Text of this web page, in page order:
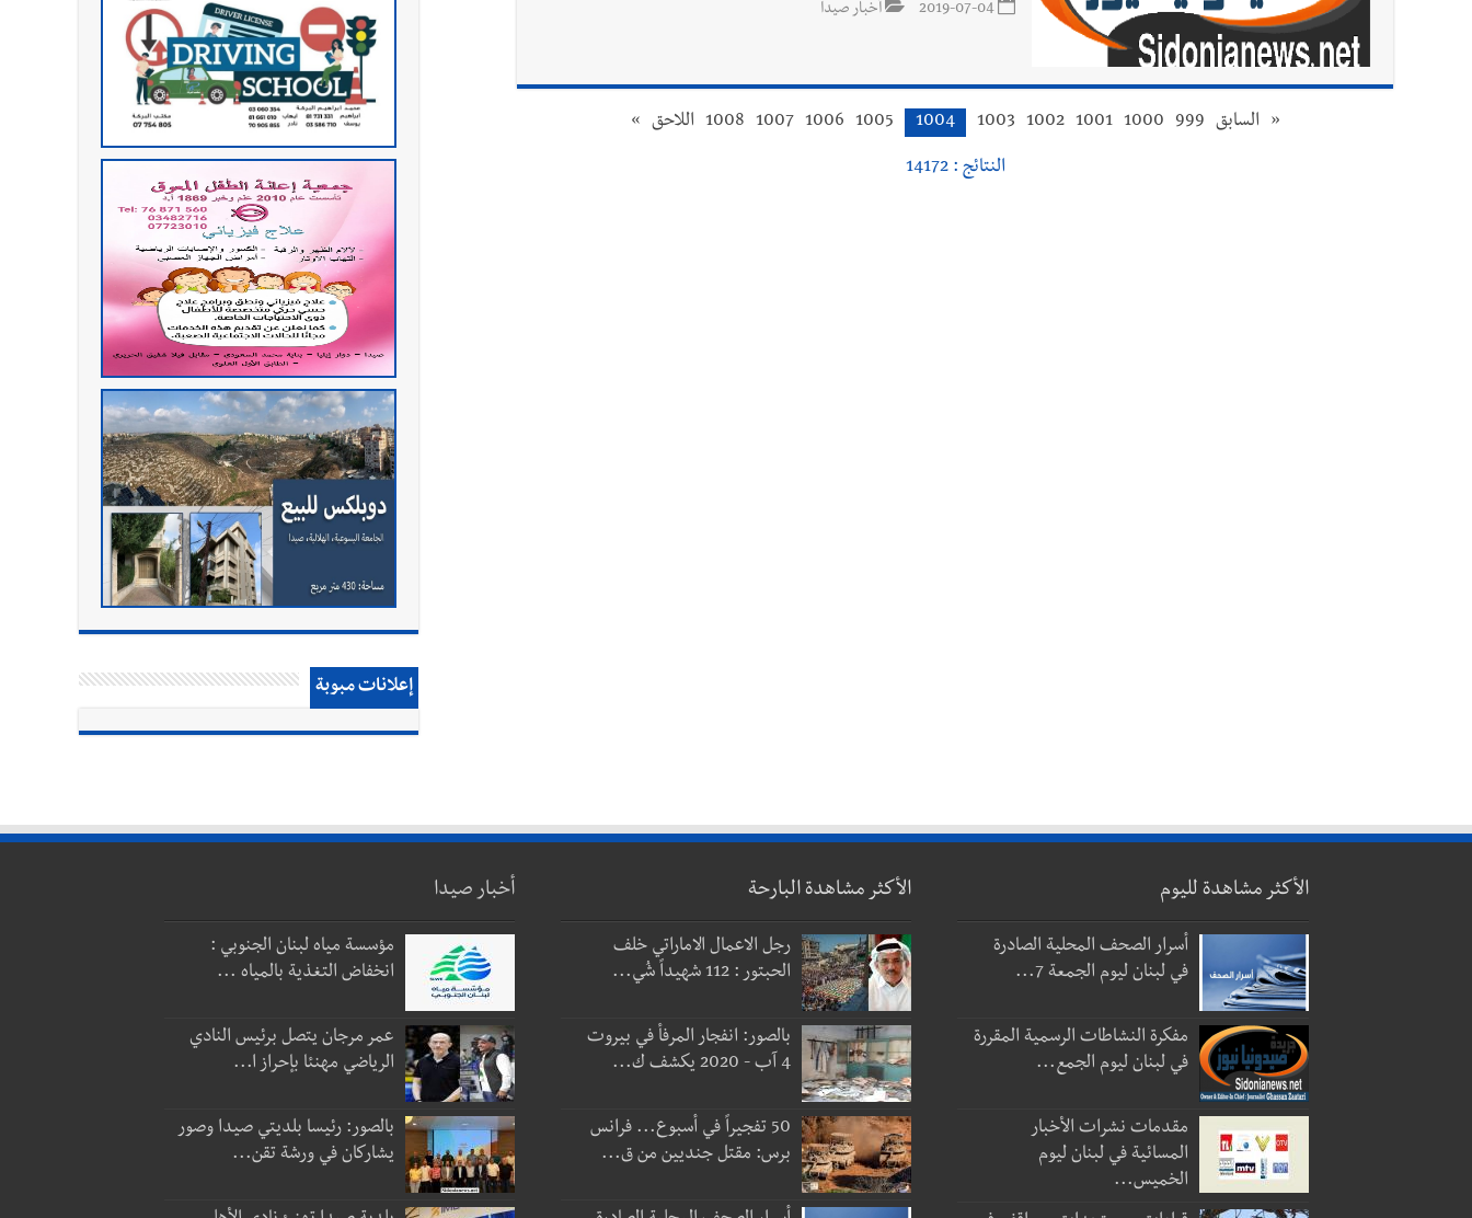
2019-07-04 أخبار صيدا
« السابق 999
1000
1001
1002
1003
1004
1005
1006
1007
1008 اللاحق »
النتائج : 14172
إعلانات مبوبة
الأكثر مشاهدة لليوم
أسرار الصحف المحلية الصادرة
في لبنان ليوم الجمعة 7...
مفكرة النشاطات الرسمية المقررة
في لبنان ليوم الجمع...
مقدمات نشرات الأخبار
المسائية في لبنان ليوم
الخميس...
الأكثر مشاهدة البارحة
رجل الاعمال الاماراتي خلف
الحبتور : 112 شهيداً شُي...
بالصور: انفجار المرفأ في بيروت
4 آب - 2020 يكشف ك...
50 تفجيراً في أسبوع... فرانس
برس: مقتل جنديين من ق...
أخبار صيدا
مؤسسة مياه لبنان الجنوبي :
انخفاض التغذية بالمياه ...
عمر مرجان يتصل برئيس النادي
الرياضي مهنئا بإحراز ا...
بالصور: رئيسا بلديتي صيدا وصور
يشاركان في ورشة تقن...